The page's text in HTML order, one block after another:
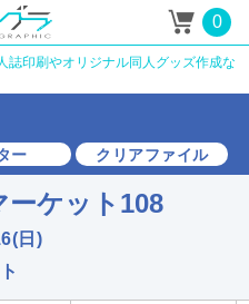
0
誌印刷やオリジナル同人グッズ作成な
ー クリアファイル
ーケット108
日)